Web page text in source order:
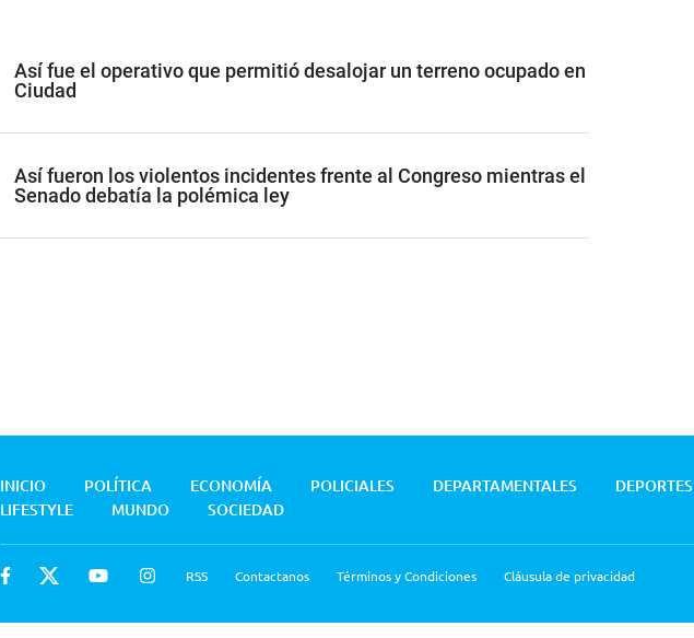
Así fue el operativo que permitió desalojar un terreno ocupado en
Ciudad
Así fueron los violentos incidentes frente al Congreso mientras el
Senado debatía la polémica ley
INICIO POLÍTICA ECONOMÍA POLICIALES DEPARTAMENTALES DEPORTES
LIFESTYLE
MUNDO SOCIEDAD
RSS Contactanos Términos y Condiciones Cláusula de privacidad